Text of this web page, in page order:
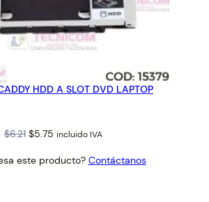
HDD A SLOT DVD LAPTOP
$6.21 Original
was:
$5.75Current
is:
incluido IVA
este producto? Contáctanos